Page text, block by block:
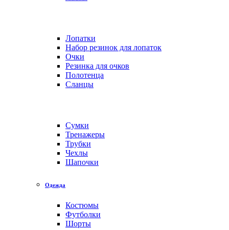
Лопатки
Набор резинок для лопаток
Очки
Резинка для очков
Полотенца
Сланцы
Сумки
Тренажеры
Трубки
Чехлы
Шапочки
Одежда
Костюмы
Футболки
Шорты